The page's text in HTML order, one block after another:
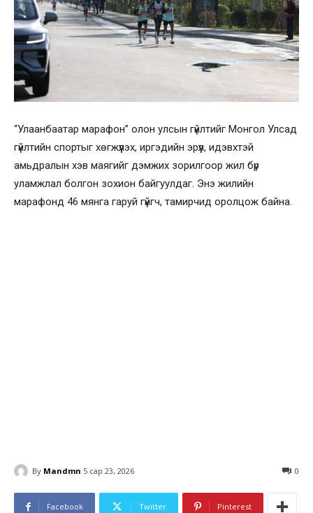
“Улаанбаатар марафон” олон улсын гүйлтийг Монгол Улсад
гүйлтийн спортыг хөгжүүлэх, иргэдийн эрүүл, идэвхтэй
амьдралын хэв маягийг дэмжих зорилгоор жил бүр
уламжлал болгон зохион байгуулдаг. Энэ жилийн
марафонд 46 мянга гаруй гүйгч, тамирчид оролцож байна.
By Mandmn 5 сар 23, 2026 0
Facebook Twitter Pinterest